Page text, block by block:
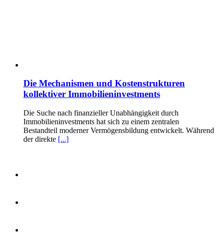
Die Mechanismen und Kostenstrukturen
kollektiver Immobilieninvestments
Die Suche nach finanzieller Unabhängigkeit durch
Immobilieninvestments hat sich zu einem zentralen
Bestandteil moderner Vermögensbildung entwickelt. Während
der direkte [...]